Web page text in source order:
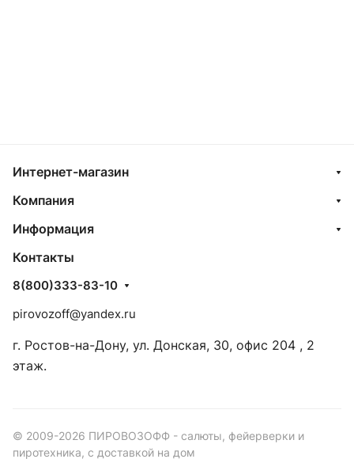
Интернет-магазин
Компания
Информация
Контакты
8(800)333-83-10
pirovozoff@yandex.ru
г. Ростов-на-Дону, ул. Донская, 30, офис 204 , 2
этаж.
© 2009-2026 ПИРОВОЗОФФ - салюты, фейерверки и
пиротехника, с доставкой на дом